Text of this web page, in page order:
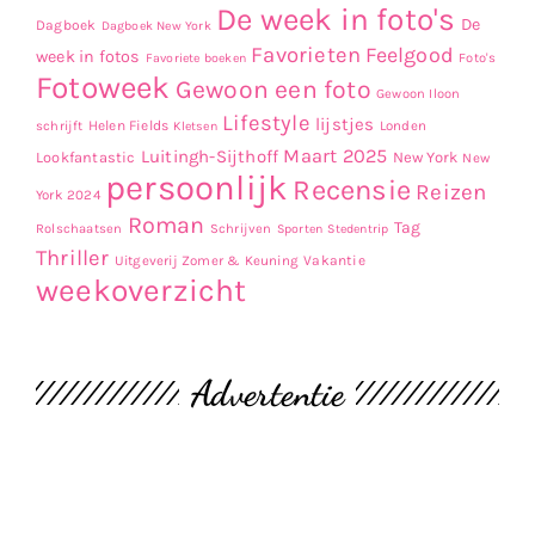
Dagboek Dagboek New York De week in foto's De
week in fotos Favoriete boeken Favorieten Feelgood Foto's
Fotoweek Gewoon een foto Gewoon Iloon
schrijft Helen Fields Kletsen Lifestyle lijstjes Londen
Lookfantastic Luitingh-Sijthoff Maart 2025 New York New
York 2024 persoonlijk Recensie Reizen
Rolschaatsen Roman Schrijven Sporten Stedentrip Tag
Thriller Uitgeverij Zomer & Keuning Vakantie
weekoverzicht
Advertentie